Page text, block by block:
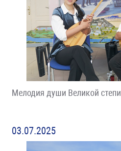
Мелодия души Великой степи
03.07.2025